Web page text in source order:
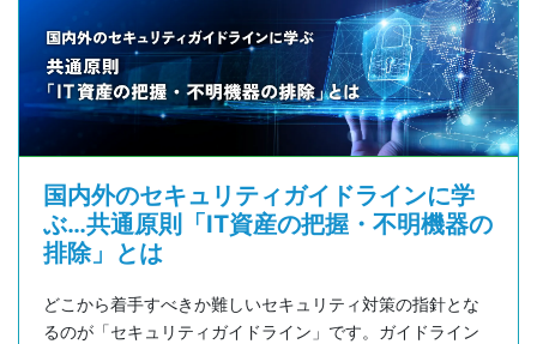
国内外のセキュリティガイドラインに学
ぶ…共通原則「IT資産の把握・不明機器の
排除」とは
どこから着手すべきか難しいセキュリティ対策の指針とな
るのが「セキュリティガイドライン」です。ガイドライン